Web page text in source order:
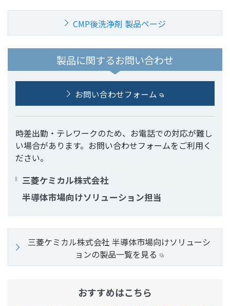
CMP後洗浄剤 製品ページ
製品に関するお問い合わせ
お問い合わせフォーム
時差出勤・テレワークのため、お電話での対応が難し
い場合があります。お問い合わせフォームをご利用く
ださい。
三菱ケミカル株式会社
半導体市場向けソリューション担当
三菱ケミカル株式会社 半導体市場向けソリューシ
ョンの製品一覧を見る
おすすめはこちら